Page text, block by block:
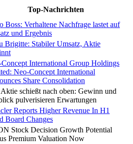
Top-Nachrichten
Boss: Verhaltene Nachfrage lastet auf
und Ergebnis
Brigitte: Stabiler Umsatz, Aktie
International Group Holdings
Neo-Concept International
Share Consolidation
schießt nach oben: Gewinn und
pulverisieren Erwartungen
Reports Higher Revenue In H1
Board Changes
Stock Decision Growth Potential
Premium Valuation Now